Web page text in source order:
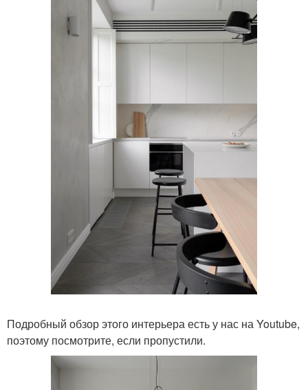
Подробный обзор этого интерьера есть у нас на Youtube,
поэтому посмотрите, если пропустили.